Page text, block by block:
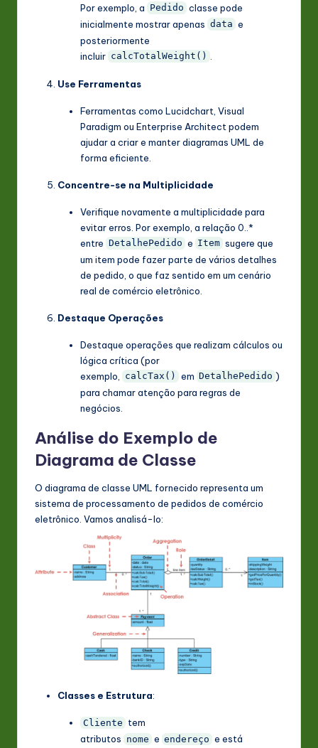
Por exemplo, a Pedido classe pode
inicialmente mostrar apenas data e
posteriormente
incluir calcTotalWeight()
Use Ferramentas
Ferramentas como Lucidchart, Visual
Paradigm ou Enterprise Architect podem
ajudar a criar e manter diagramas UML de
forma eficiente.
Concentre-se na Multiplicidade
Verifique novamente a multiplicidade para
evitar erros. Por exemplo, a relação 0..*
entre DetalhePedido e Item sugere que
um item pode fazer parte de vários detalhes
de pedido, o que faz sentido em um cenário
real de comércio eletrônico.
Destaque Operações
Destaque operações que realizam cálculos ou
lógica crítica (por
exemplo,
calcTax() em DetalhePedido )
para chamar atenção para regras de
negócios.
Análise do Exemplo de
Diagrama de Classe
O diagrama de classe UML fornecido representa um
sistema de processamento de pedidos de comércio
eletrônico. Vamos analisá-lo:
Classes e Estrutura:
Cliente tem
atributos nome e endereço e está